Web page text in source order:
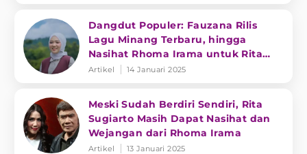
Dangdut Populer: Fauzana Rilis
Lagu Minang Terbaru, hingga
Nasihat Rhoma Irama untuk Rita
Sugiarto
Artikel 14 Januari 2025
Meski Sudah Berdiri Sendiri, Rita
Sugiarto Masih Dapat Nasihat dan
Wejangan dari Rhoma Irama
Artikel 13 Januari 2025